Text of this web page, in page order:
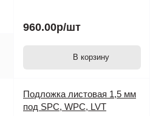
960.00р/шт
В корзину
Подложка листовая 1,5 мм
под SPC, WPC, LVT